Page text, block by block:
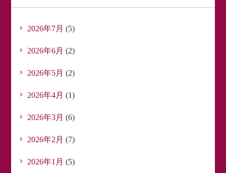
2026年7月 (5)
2026年6月 (2)
2026年5月 (2)
2026年4月 (1)
2026年3月 (6)
2026年2月 (7)
2026年1月 (5)